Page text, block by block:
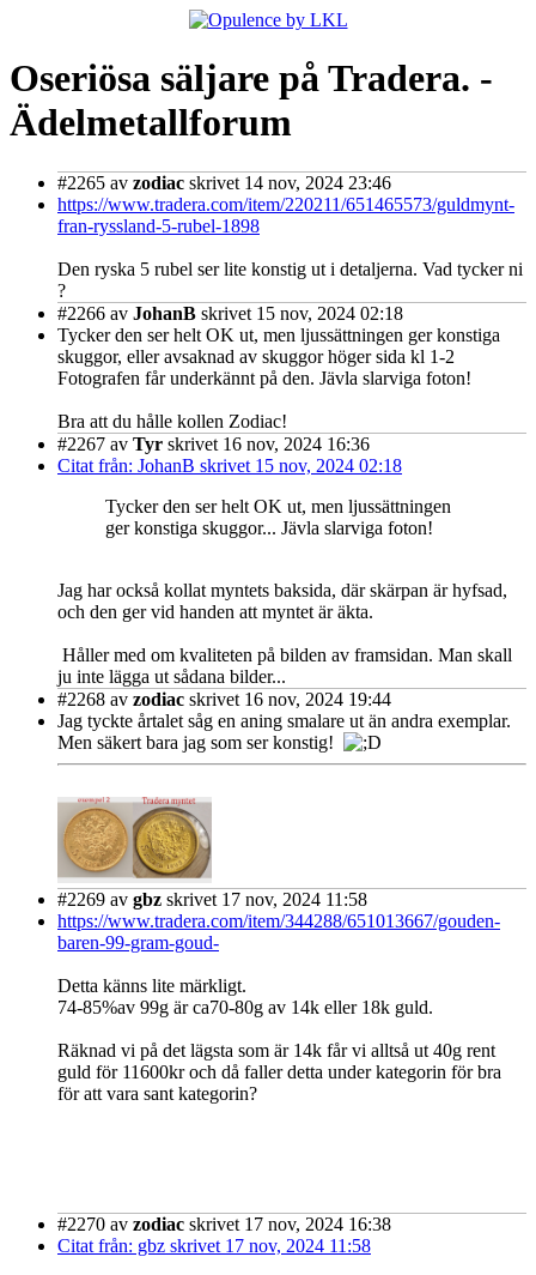
Oseriösa säljare på Tradera. -
Ädelmetallforum
#2265 av zodiac skrivet 14 nov, 2024 23:46
https://www.tradera.com/item/220211/651465573/guldmynt-
fran-ryssland-5-rubel-1898
Den ryska 5 rubel ser lite konstig ut i detaljerna. Vad tycker ni
?
#2266 av JohanB skrivet 15 nov, 2024 02:18
Tycker den ser helt OK ut, men ljussättningen ger konstiga
skuggor, eller avsaknad av skuggor höger sida kl 1-2
Fotografen får underkännt på den. Jävla slarviga foton!
Bra att du hålle kollen Zodiac!
#2267 av Tyr skrivet 16 nov, 2024 16:36
Citat från: JohanB skrivet 15 nov, 2024 02:18
Tycker den ser helt OK ut, men ljussättningen
ger konstiga skuggor... Jävla slarviga foton!
Jag har också kollat myntets baksida, där skärpan är hyfsad,
och den ger vid handen att myntet är äkta.
Håller med om kvaliteten på bilden av framsidan. Man skall
ju inte lägga ut sådana bilder...
#2268 av zodiac skrivet 16 nov, 2024 19:44
Jag tyckte årtalet såg en aning smalare ut än andra exemplar.
Men säkert bara jag som ser konstig!
#2269 av gbz skrivet 17 nov, 2024 11:58
https://www.tradera.com/item/344288/651013667/gouden-
baren-99-gram-goud-
Detta känns lite märkligt.
74-85%av 99g är ca70-80g av 14k eller 18k guld.
Räknad vi på det lägsta som är 14k får vi alltså ut 40g rent
guld för 11600kr och då faller detta under kategorin för bra
för att vara sant kategorin?
#2270 av zodiac skrivet 17 nov, 2024 16:38
Citat från: gbz skrivet 17 nov, 2024 11:58